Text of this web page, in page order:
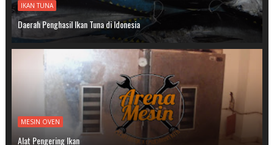
IKAN TUNA
Daerah Penghasil Ikan Tuna di Idonesia
MESIN OVEN
Alat Pengering Ikan